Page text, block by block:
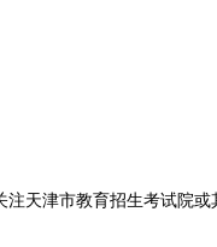
津市教育招生考试院或